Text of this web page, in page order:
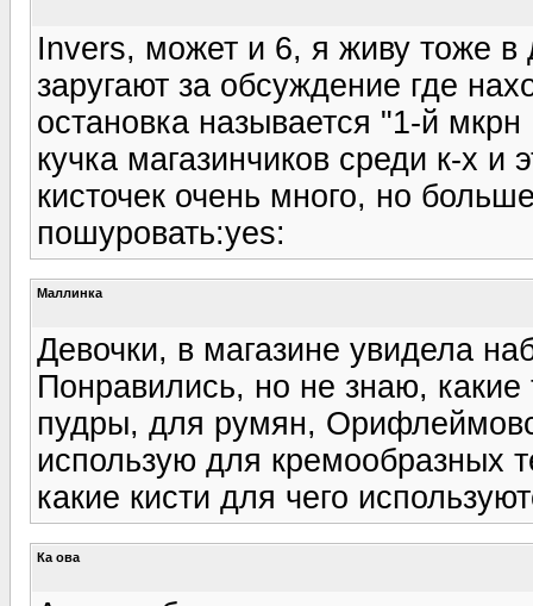
Invers, может и 6, я живу тоже в
заругают за обсуждение где
остановка называется "1-й
кучка магазинчиков среди к-х
кисточек очень много, но
пошуровать:yes:
Маллинка
Девочки, в магазине увидела
Понравились, но не знаю,
пудры, для румян,
использую для кремообразных
какие кисти для чего
Ка ова